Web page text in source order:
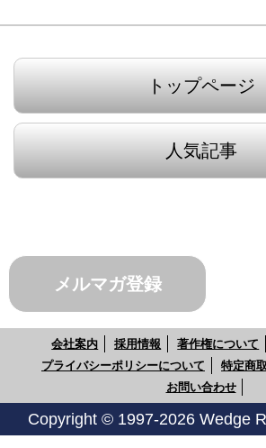
トップページ
人気記事
メルマガ登録
会社案内 採用情報 著作権について
プライバシーポリシーについて
特定商
お問い合わせ
Copyright © 1997-2026 Wedge